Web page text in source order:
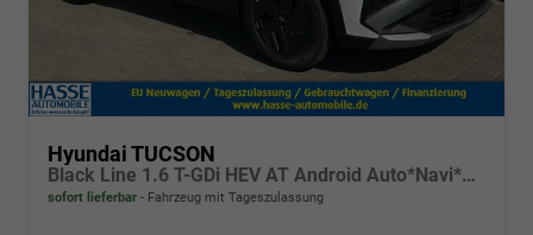
Hyundai TUCSON
Black Line 1.6 T-GDi HEV AT Android Auto*Navi*SHZ*Kamera*2Z Klimaauto*
sofort lieferbar Fahrzeug mit Tageszulassung